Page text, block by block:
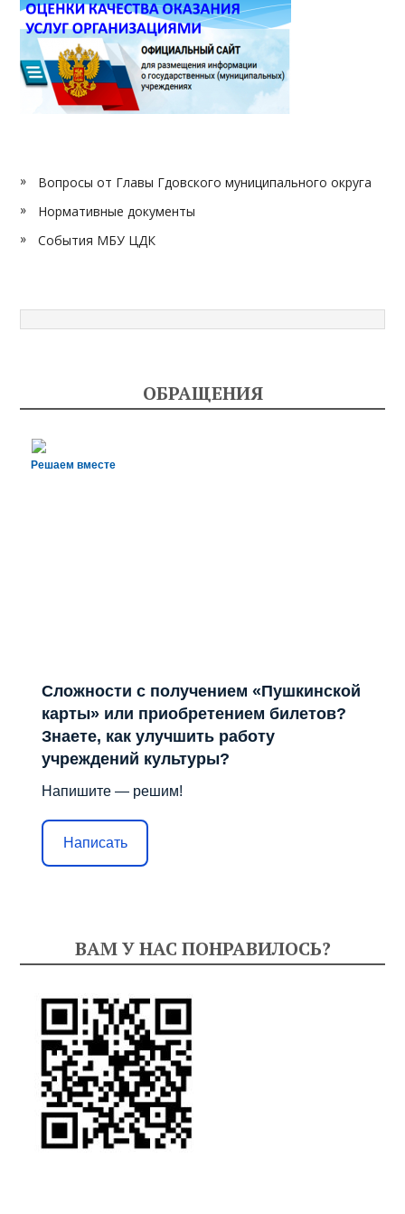
Вопросы от Главы Гдовского муниципального округа
Нормативные документы
События МБУ ЦДК
ОБРАЩЕНИЯ
Решаем вместе
Сложности с получением «Пушкинской
карты» или приобретением билетов?
Знаете, как улучшить работу
учреждений культуры?
Напишите — решим!
Написать
ВАМ У НАС ПОНРАВИЛОСЬ?